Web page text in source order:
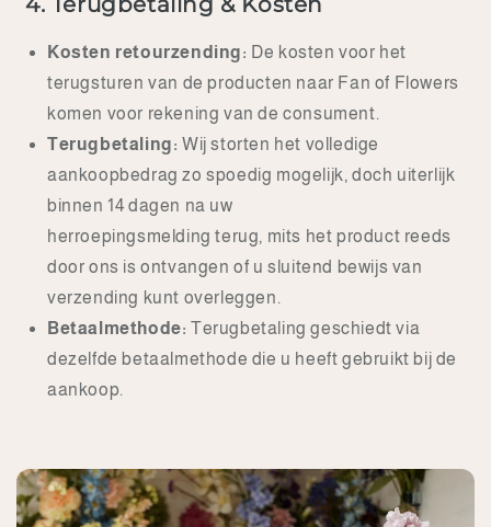
Kosten retourzending: De kosten voor het
terugsturen van de producten naar Fan of Flowers
komen voor rekening van de consument.
Terugbetaling: Wij storten het volledige
aankoopbedrag zo spoedig mogelijk, doch uiterlijk
binnen 14 dagen na uw
herroepingsmelding terug, mits het product reeds
door ons is ontvangen of u sluitend bewijs van
verzending kunt overleggen.
Betaalmethode: Terugbetaling geschiedt via
dezelfde betaalmethode die u heeft gebruikt bij de
aankoop.